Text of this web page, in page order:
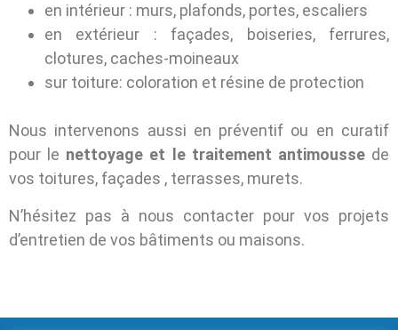
en intérieur : murs, plafonds, portes, escaliers
en extérieur : façades, boiseries, ferrures,
clotures, caches-moineaux
sur toiture: coloration et résine de protection
Nous intervenons aussi en préventif ou en curatif
pour le nettoyage et le traitement antimoussede
vos toitures, façades , terrasses, murets.
N’hésitez pas à nous contacter pour vos projets
d’entretien de vos bâtiments ou maisons.